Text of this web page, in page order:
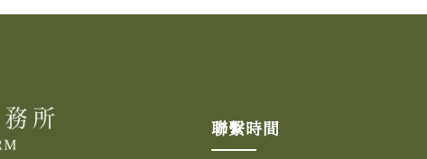
聯繫時間